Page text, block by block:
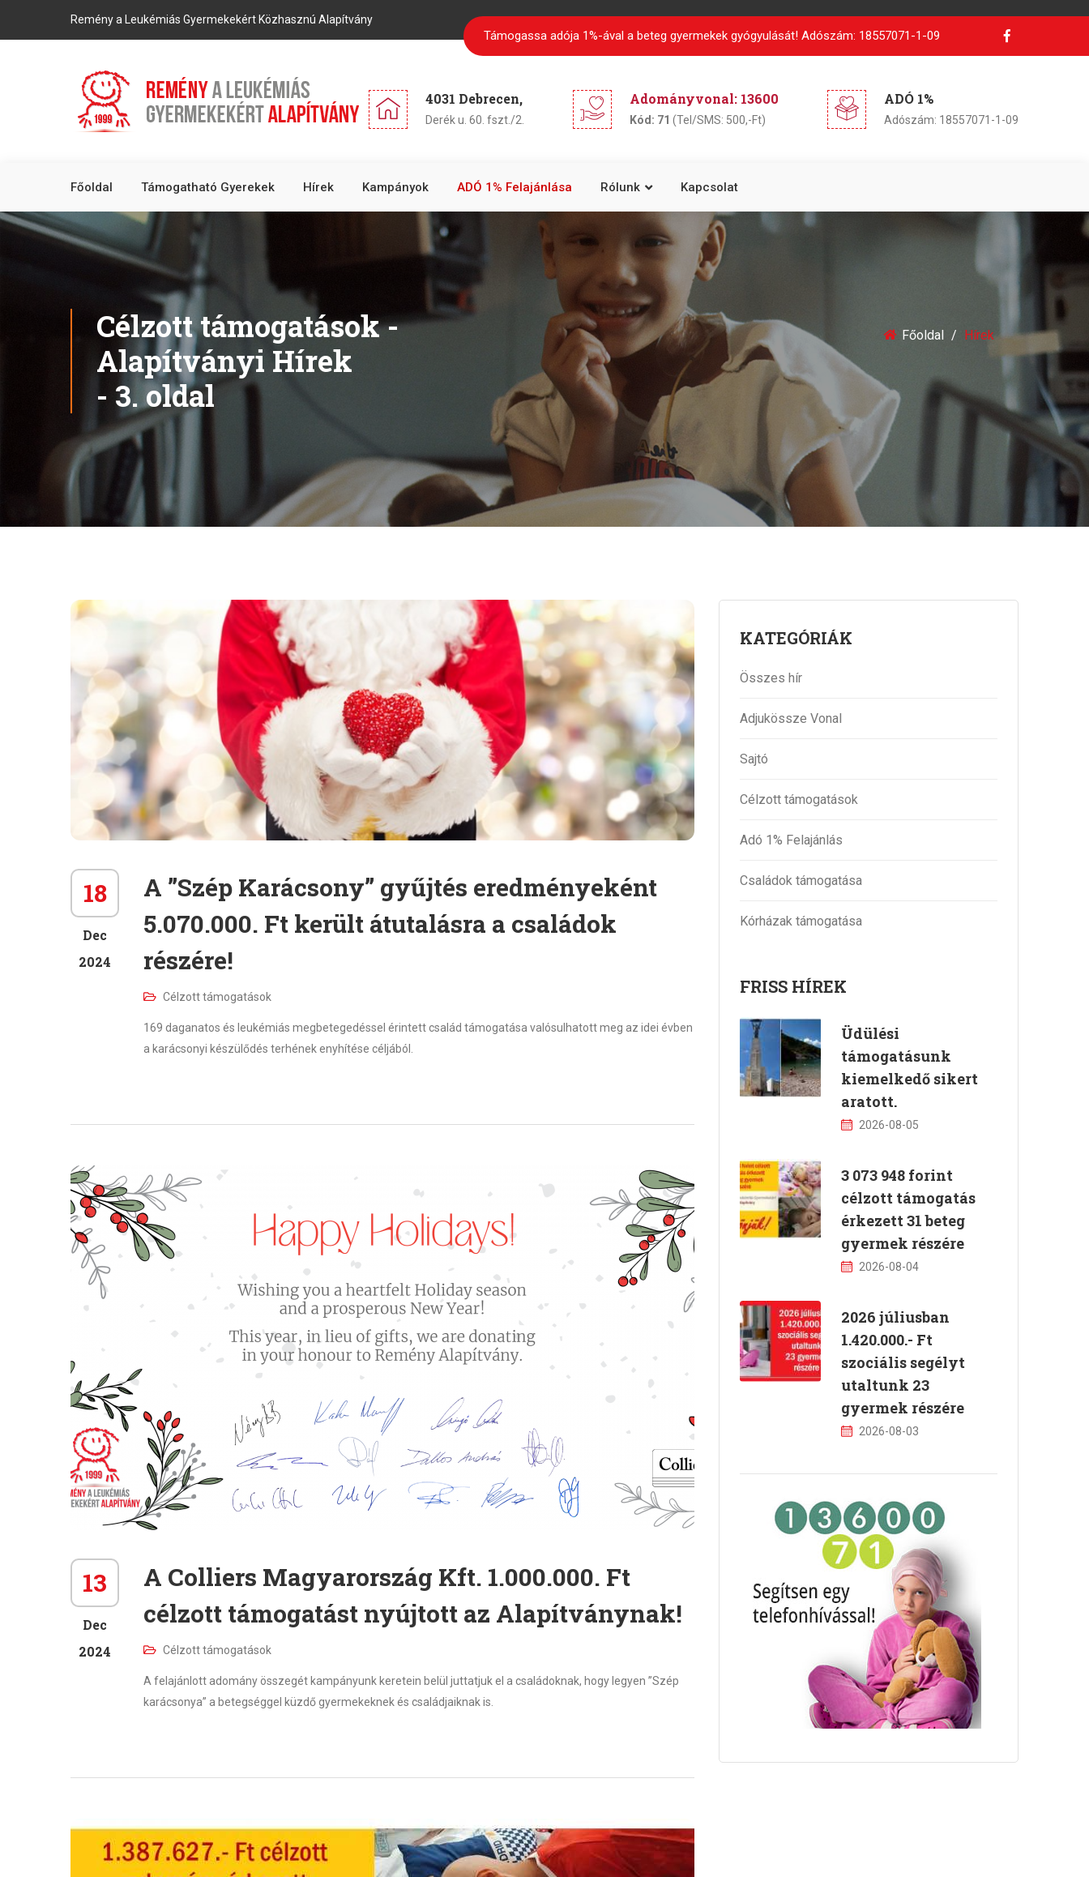
Remény a Leukémiás Gyermekekért Közhasznú Alapítvány
Támogassa adója 1%-ával a beteg gyermekek gyógyulását! Adószám: 18557071-1-09
4031 Debrecen,
Derék u. 60. fszt./2.
Adományvonal: 13600
Kód: 71 (Tel/SMS: 500,-Ft)
ADÓ 1%
Adószám: 18557071-1-09
Főoldal Támogatható Gyerekek Hírek Kampányok ADÓ 1% Felajánlása Rólunk Kapcsolat
Célzott támogatások -
Alapítványi Hírek
- 3. oldal
Főoldal Hírek
18
Dec
2024
A ”Szép Karácsony” gyűjtés eredményeként
5.070.000. Ft került átutalásra a családok
részére!
Célzott támogatások
169 daganatos és leukémiás megbetegedéssel érintett család támogatása valósulhatott meg az idei évben
a karácsonyi készülődés terhének enyhítése céljából.
13
Dec
2024
A Colliers Magyarország Kft. 1.000.000. Ft
célzott támogatást nyújtott az Alapítványnak!
Célzott támogatások
A felajánlott adomány összegét kampányunk keretein belül juttatjuk el a családoknak, hogy legyen ”Szép
karácsonya” a betegséggel küzdő gyermekeknek és családjaiknak is.
KATEGÓRIÁK
Összes hír
Adjukössze Vonal
Sajtó
Célzott támogatások
Adó 1% Felajánlás
Családok támogatása
Kórházak támogatása
FRISS HÍREK
Üdülési
támogatásunk
kiemelkedő sikert
aratott.
2026-08-05
3 073 948 forint
célzott támogatás
érkezett 31 beteg
gyermek részére
2026-08-04
2026 júliusban
1.420.000.- Ft
szociális segélyt
utaltunk 23
gyermek részére
2026-08-03